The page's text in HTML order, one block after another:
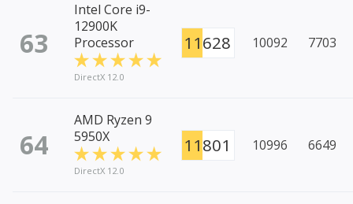
63
Intel Core i9-
12900K
Processor
DirectX 12.0
11628 10092 7703
64
AMD Ryzen 9
5950X
DirectX 12.0
11801 10996 6649